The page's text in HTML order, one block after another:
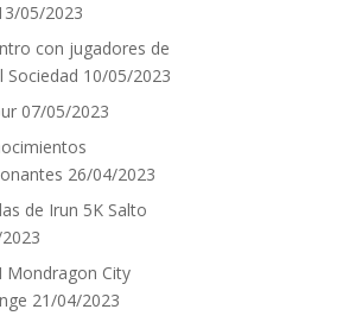
05/2023
con jugadores de
Sociedad 10/05/2023
07/05/2023
26/04/2023
de Irun 5K Salto
Mondragon City
21/04/2023